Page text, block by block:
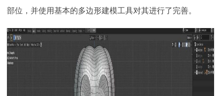
部位，并使用基本的多边形建模工具对其进行了完善。